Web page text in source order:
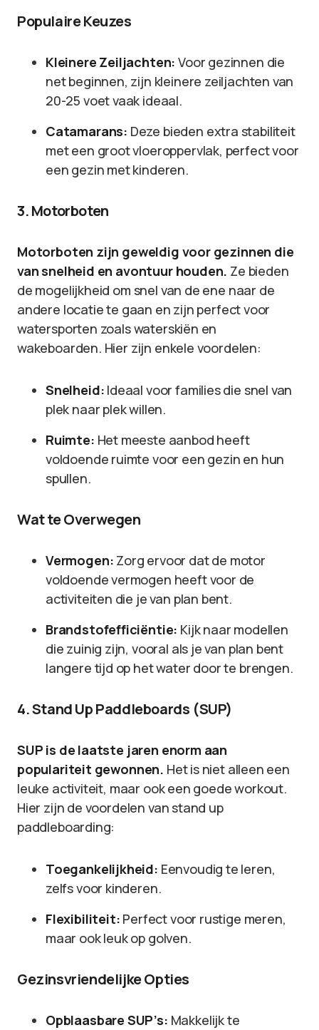
Populaire Keuzes
Kleinere Zeiljachten: Voor gezinnen die
net beginnen, zijn kleinere zeiljachten van
20-25 voet vaak ideaal.
Catamarans: Deze bieden extra stabiliteit
met een groot vloeroppervlak, perfect voor
een gezin met kinderen.
3. Motorboten
Motorboten zijn geweldig voor gezinnen die
van snelheid en avontuur houden. Ze bieden
de mogelijkheid om snel van de ene naar de
andere locatie te gaan en zijn perfect voor
watersporten zoals waterskiën en
wakeboarden. Hier zijn enkele voordelen:
Snelheid: Ideaal voor families die snel van
plek naar plek willen.
Ruimte: Het meeste aanbod heeft
voldoende ruimte voor een gezin en hun
spullen.
Wat te Overwegen
Vermogen: Zorg ervoor dat de motor
voldoende vermogen heeft voor de
activiteiten die je van plan bent.
Brandstofefficiëntie: Kijk naar modellen
die zuinig zijn, vooral als je van plan bent
langere tijd op het water door te brengen.
4. Stand Up Paddleboards (SUP)
SUP is de laatste jaren enorm aan
populariteit gewonnen. Het is niet alleen een
leuke activiteit, maar ook een goede workout.
Hier zijn de voordelen van stand up
paddleboarding:
Toegankelijkheid: Eenvoudig te leren,
zelfs voor kinderen.
Flexibiliteit: Perfect voor rustige meren,
maar ook leuk op golven.
Gezinsvriendelijke Opties
Opblaasbare SUP’s: Makkelijk te